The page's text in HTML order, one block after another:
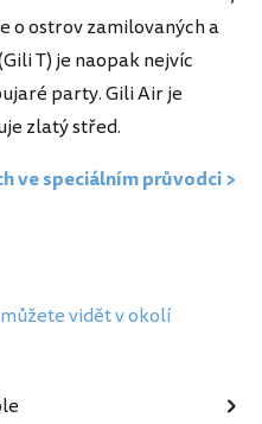
o ostrov zamilovaných a
T) je naopak nejvíc
party. Gili Air je
zlatý střed.
ve speciálním průvodci >
vidět v okolí